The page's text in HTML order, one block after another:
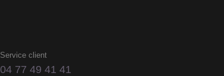
Service client
04 77 49 41 41